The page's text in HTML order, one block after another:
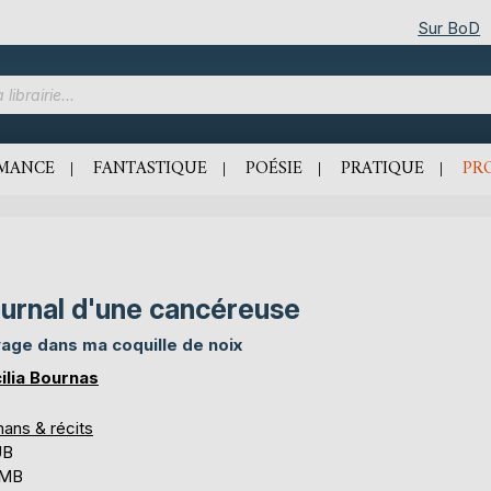
Sur BoD
FANTASTIQUE POÉSIE PRATIQUE
d'une cancéreuse
dans ma coquille de noix
Bournas
& récits